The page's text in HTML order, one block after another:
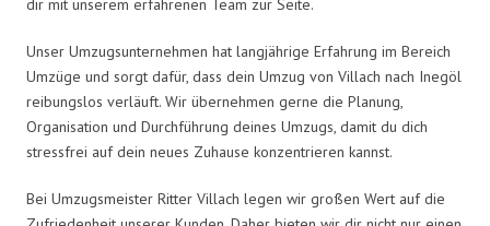
dir mit unserem erfahrenen Team zur Seite.
Unser Umzugsunternehmen hat langjährige Erfahrung im Bereich
Umzüge und sorgt dafür, dass dein Umzug von Villach nach Inegöl
reibungslos verläuft. Wir übernehmen gerne die Planung,
Organisation und Durchführung deines Umzugs, damit du dich
stressfrei auf dein neues Zuhause konzentrieren kannst.
Bei Umzugsmeister Ritter Villach legen wir großen Wert auf die